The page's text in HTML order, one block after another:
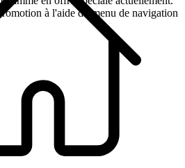
à l'aide du menu de navigation